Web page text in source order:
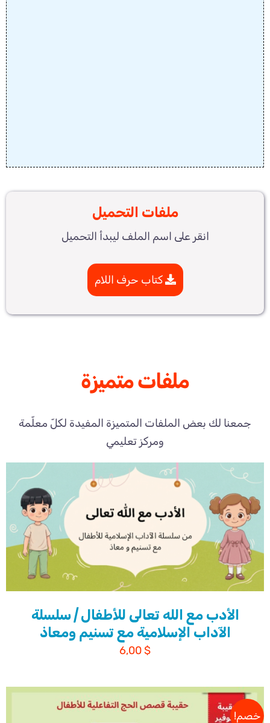
ملفات التحميل
انقر على اسم الملف ليبدأ التحميل
كتاب حرف اللام
ملفات متميزة
جمعنا لك بعض الملفات المتميزة المفيدة لكلّ معلّمة
ومركز تعليمي
الأدب مع الله تعالى للأطفال | سلسلة
الآداب الإسلامية مع تسنيم ومعاذ
6,00$
خصم!